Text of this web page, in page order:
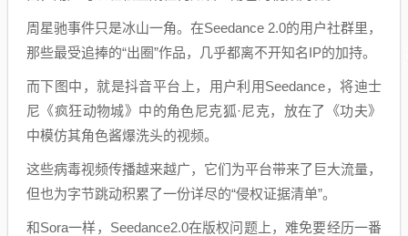
周星驰事件只是冰山一角。在Seedance 2.0的用户社群里，
那些最受追捧的“出圈”作品，几乎都离不开知名IP的加持。
而下图中，就是抖音平台上，用户利用Seedance，将迪士
尼《疯狂动物城》中的角色尼克狐·尼克，放在了《功夫》
中模仿其角色酱爆洗头的视频。
这些病毒视频传播越来越广，它们为平台带来了巨大流量，
但也为字节跳动积累了一份详尽的“侵权证据清单”。
和Sora一样，Seedance2.0在版权问题上，难免要经历一番